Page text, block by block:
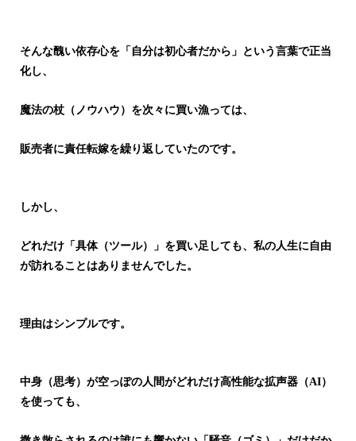
そんな醜い依存心を「自分は初心者だから」という言葉で正当
化し、
魔法の杖（ノウハウ）を次々に買い漁っては、
販売者に責任転嫁を繰り返していたのです。
しかし、
どれだけ「具体（ツール）」を買い足しても、 私の人生に自由
が訪れることはありませんでした。
理由はシンプルです。
中身（思考）が空っぽの人間がどれだけ高性能な拡声器（AI）
を使っても、